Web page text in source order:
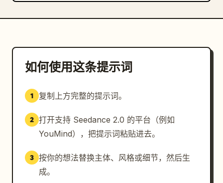
如何使用这条提示词
1 复制上方完整的提示词。
2 打开支持 Seedance 2.0 的平台（例如
YouMind），把提示词粘贴进去。
3 按你的想法替换主体、风格或细节，然后生
成。